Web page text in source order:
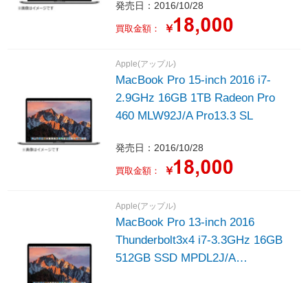
発売日：2016/10/28
買取金額： ￥
Apple(アップル)
MacBook Pro 15-inch 2016 i7-
2.9GHz 16GB 1TB Radeon Pro
460 MLW92J/A Pro13.3 SL
発売日：2016/10/28
買取金額： ￥
Apple(アップル)
MacBook Pro 13-inch 2016
Thunderbolt3x4 i7-3.3GHz 16GB
512GB SSD MPDL2J/A